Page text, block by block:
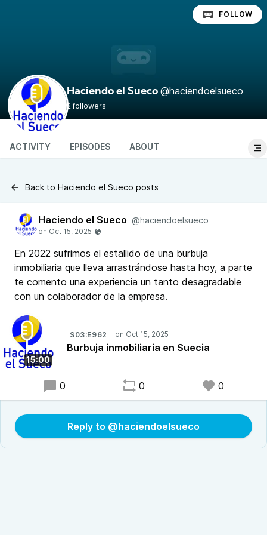
Haciendo el Sueco @haciendoelsueco
2 followers
FOLLOW
ACTIVITY EPISODES ABOUT
Back to Haciendo el Sueco posts
Haciendo el Sueco @haciendoelsueco
En 2022 sufrimos el estallido de una burbuja
inmobiliaria que lleva arrastrándose hasta hoy, a parte
te comento una experiencia un tanto desagradable
con un colaborador de la empresa.
15:00
S03:E962
Burbuja inmobiliaria en Suecia
0 0 0
Reply to @haciendoelsueco